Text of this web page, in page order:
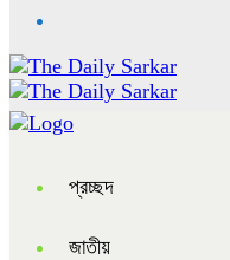
প্রচ্ছদ
জাতীয়